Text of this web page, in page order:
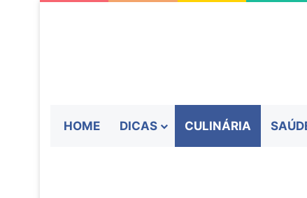
HOME DICAS CULINÁRIA